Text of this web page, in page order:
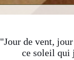
"Jour de vent,
ce soleil qui